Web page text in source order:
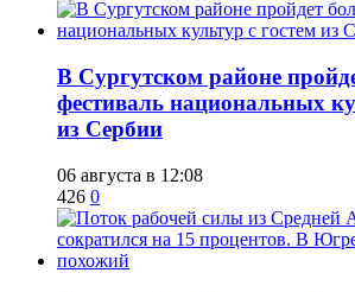
В Сургутском районе
фестиваль национальных
из Сербии
06 августа в 12:08
426 0